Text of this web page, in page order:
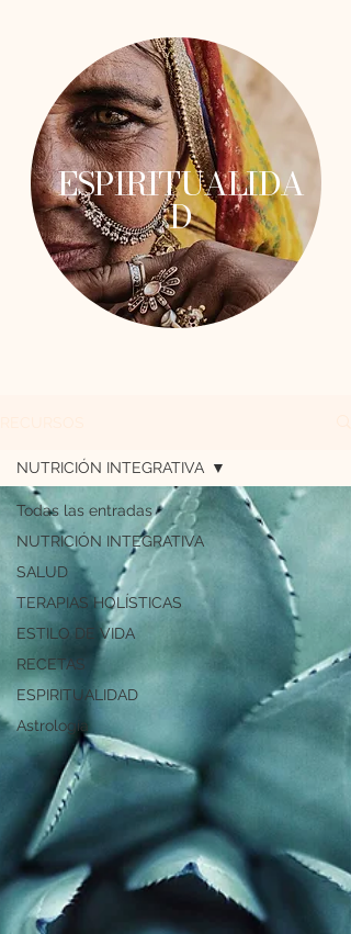
ESPIRITUALIDA
D
Todas las entradas
NUTRICIÓN INTEGRATIVA
SALUD
TERAPIAS HOLÍSTICAS
ESTILO DE VIDA
RECETAS
ESPIRITUALIDAD
Astrología
NUTRICIÓN INTEGRATIVA